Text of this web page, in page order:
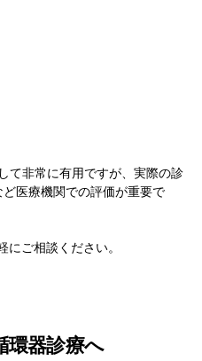
て非常に有用ですが、実際の診
医療機関での評価が重要で
にご相談ください。
環器診療へ